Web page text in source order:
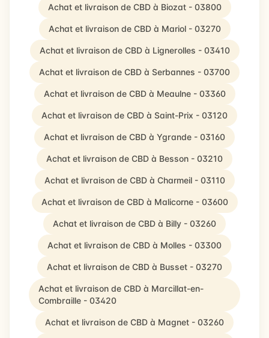
Achat et livraison de CBD à Biozat - 03800
Achat et livraison de CBD à Mariol - 03270
Achat et livraison de CBD à Lignerolles - 03410
Achat et livraison de CBD à Serbannes - 03700
Achat et livraison de CBD à Meaulne - 03360
Achat et livraison de CBD à Saint-Prix - 03120
Achat et livraison de CBD à Ygrande - 03160
Achat et livraison de CBD à Besson - 03210
Achat et livraison de CBD à Charmeil - 03110
Achat et livraison de CBD à Malicorne - 03600
Achat et livraison de CBD à Billy - 03260
Achat et livraison de CBD à Molles - 03300
Achat et livraison de CBD à Busset - 03270
Achat et livraison de CBD à Marcillat-en-
Combraille - 03420
Achat et livraison de CBD à Magnet - 03260